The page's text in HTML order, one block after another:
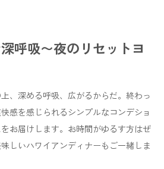
呼吸〜夜のリセットヨ
、深める呼吸、広がるからだ。終わっ
感を感じられるシンプルなコンデショ
お届けします。お時間がゆるす方はぜ
しいハワイアンディナーもご一緒しま